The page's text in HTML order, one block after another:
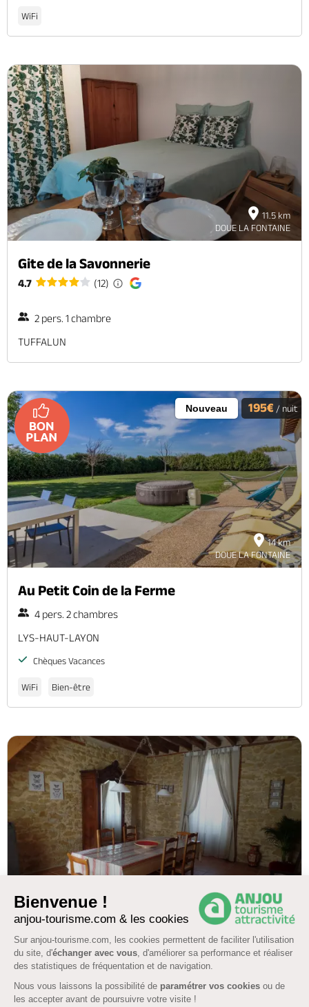
Bienvenue !
anjou-tourisme.com & les cookies
Sur anjou-tourisme.com, les cookies permettent de faciliter l'utilisation
du site, d'échanger avec vous, d'améliorer sa performance et réaliser
des statistiques de fréquentation et de navigation.
Nous vous laissons la possibilité de paramétrer vos cookies ou de
les accepter avant de poursuivre votre visite !
WiFi
11.5 km
DOUE LA FONTAINE
Gite de la Savonnerie
4.7 (12)
2 pers. 1 chambre
TUFFALUN
14 km
DOUE LA FONTAINE
Nouveau 195€ / nuit
Au Petit Coin de la Ferme
4 pers. 2 chambres
LYS-HAUT-LAYON
Chèques Vacances
WiFi Bien-être
DOUE LA FONTAINE
GITE LES ALPAGAS DU LAYON
4.2 (9)
6 pers. 1 chambre